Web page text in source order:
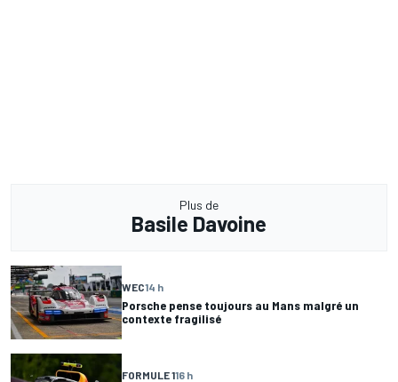
Plus de
Basile Davoine
WEC14 h
Porsche pense toujours au Mans malgré un
contexte fragilisé
FORMULE 116 h